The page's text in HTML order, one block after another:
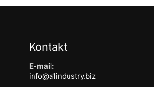
Kontakt
E-mail:
info@a1industry.biz